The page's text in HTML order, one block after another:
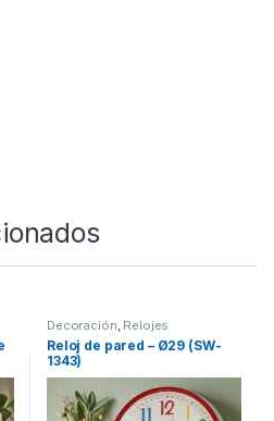
Decoración Relojes
Reloj de pared – Ø29 (SW-
1343)